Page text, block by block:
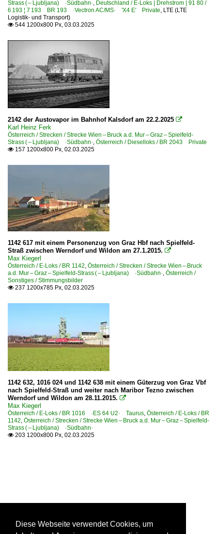
Strass ( – Ljubljana) ·Südbahn·, Deutschland / E-Loks | Drehstrom | 91 80 /
6 193 ¦ 7 193 BR 193 ·Vectron AC/MS· 'X4 E' Private, LTE (LTE
Logistik- und Transport)
 544 1200x800 Px, 03.03.2025
2142 der Austovapor im Bahnhof Kalsdorf am 22.2.2025 
Karl Heinz Ferk
Österreich / Strecken / Strecke Wien – Bruck a.d. Mur – Graz – Spielfeld-
Strass ( – Ljubljana) ·Südbahn·, Österreich / Dieselloks / BR 2043 Private
 157 1200x800 Px, 02.03.2025
1142 617 mit einem Personenzug von Graz Hbf nach Spielfeld-
Straß zwischen Werndorf und Wildon am 27.1.2015. 
Max Kiegerl
Österreich / E-Loks / BR 1142, Österreich / Strecken / Strecke Wien – Bruck
a.d. Mur – Graz – Spielfeld-Strass ( – Ljubljana) ·Südbahn·, Österreich /
Sonstiges / Stimmungsbilder
 237 1200x785 Px, 02.03.2025
1142 632, 1016 024 und 1142 638 mit einem Güterzug von Graz Vbf
nach Spielfeld-Straß und weiter nach Maribor Tezno zwischen
Werndorf und Wildon am 28.11.2015. 
Max Kiegerl
Österreich / E-Loks / BR 1016 ·ES 64 U2· Taurus, Österreich / E-Loks / BR
1142, Österreich / Strecken / Strecke Wien – Bruck a.d. Mur – Graz – Spielfeld-
Strass ( – Ljubljana) ·Südbahn·
 203 1200x800 Px, 02.03.2025
Diese Webseite verwendet Cookies, um